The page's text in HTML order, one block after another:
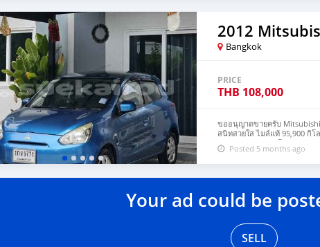
2012
Bangkok
PRICE
THB 108,000
ขออนุญาตขายครับ Mitsubishi
สนิทสวยใส ไมล์แท้ 95,900 กิ
ครบ เอกสารพร้อมโอน รับปร
มั่นใจโทร 0866225729 เล็ก ดู
Posted 5 months ago
Your ad could be
SELL